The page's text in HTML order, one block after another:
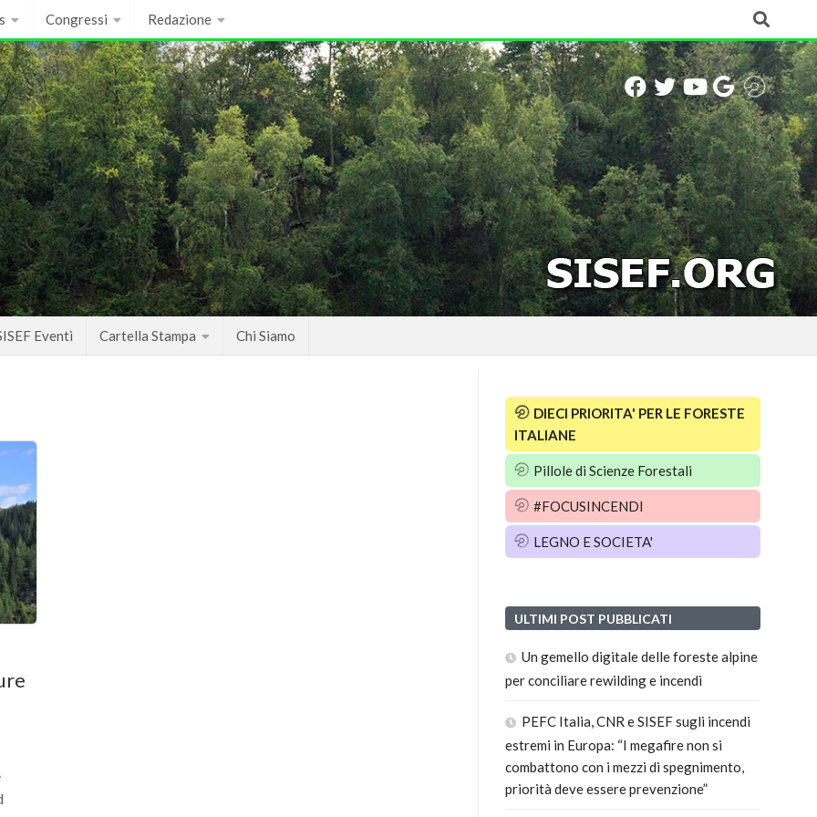
Congressi Redazione
Eventi Cartella Stampa Chi Siamo
DIECI PRIORITA' PER LE FORESTE
ITALIANE
Pillole di Scienze Forestali
#FOCUSINCENDI
LEGNO E SOCIETA'
ULTIMI POST PUBBLICATI
Un gemello digitale delle foreste alpine
per conciliare rewilding e incendi
PEFC Italia, CNR e SISEF sugli incendi
estremi in Europa: “I megafire non si
combattono con i mezzi di spegnimento,
priorità deve essere prevenzione”